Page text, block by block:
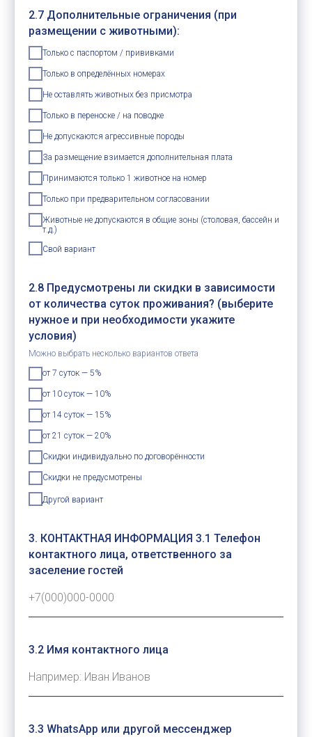
2.7 Дополнительные ограничения (при
размещении с животными):
Только с паспортом / прививками
Только в определённых номерах
Не оставлять животных без присмотра
Только в переноске / на поводке
Не допускаются агрессивные породы
За размещение взимается дополнительная плата
Принимаются только 1 животное на номер
Только при предварительном согласовании
Животные не допускаются в общие зоны (столовая, бассейн и
т.д.)
Свой вариант
2.8 Предусмотрены ли скидки в зависимости
от количества суток проживания? (выберите
нужное и при необходимости укажите
условия)
Можно выбрать несколько вариантов ответа
от 7 суток — 5%
от 10 суток — 10%
от 14 суток — 15%
от 21 суток — 20%
Скидки индивидуально по договорённости
Скидки не предусмотрены
Другой вариант
3. КОНТАКТНАЯ ИНФОРМАЦИЯ 3.1 Телефон
контактного лица, ответственного за
заселение гостей
3.2 Имя контактного лица
3.3 WhatsApp или другой мессенджер